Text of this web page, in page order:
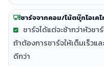
ชาร์จจากคอม/โน้ตบุ๊กโอเค
ชาร์จได้แต่จะช้ากว่าหัวช
ถ้าต้องการชาร์จให้เต็มเร็วแ
ดีกว่า